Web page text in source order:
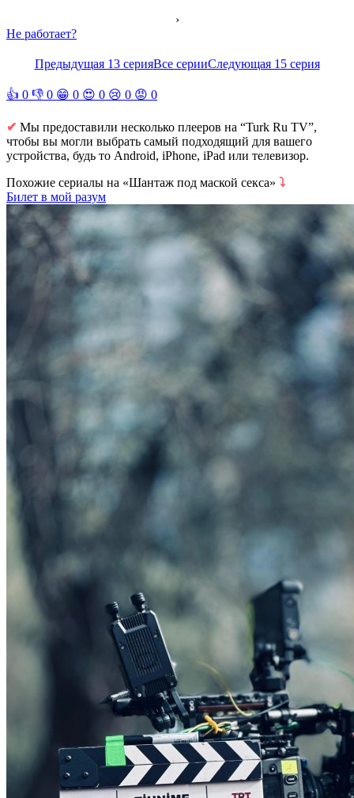
›
Не работает?
Предыдущая 13 серияВсе серииСледующая 15 серия
👍 0 👎 0 😁 0 😍 0 😢 0 😡 0
✔ Мы предоставили несколько плееров на “Turk Ru TV”,
чтобы вы могли выбрать самый подходящий для вашего
устройства, будь то Android, iPhone, iPad или телевизор.
Похожие сериалы на «Шантаж под маской секса» ⤵
Билет в мой разум